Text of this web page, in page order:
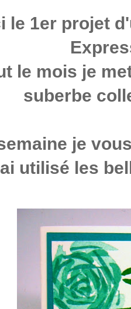
le 1er projet
le mois je
suberbe
je
utilisé les